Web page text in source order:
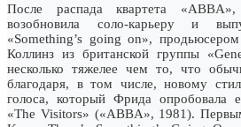
После распада квартета
возобновила соло-карьеру и
«Something’s going on»,
Коллинз из британской группы
несколько тяжелее чем то, что
благодаря, в том числе, новому
голоса, который Фрида опробовала
«The Visitors» («ABBA», 1981).